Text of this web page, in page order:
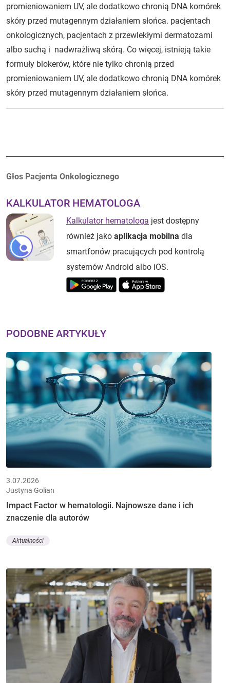
promieniowaniem UV, ale dodatkowo chronią DNA komórek
skóry przed mutagennym działaniem słońca. pacjentach
onkologicznych, pacjentach z przewlekłymi dermatozami
albo suchą i nadwrażliwą skórą. Co więcej, istnieją takie
formuły blokerów, które nie tylko chronią przed
promieniowaniem UV, ale dodatkowo chronią DNA komórek
skóry przed mutagennym działaniem słońca.
Autorzy:
Głos Pacjenta Onkologicznego
KALKULATOR HEMATOLOGA
Kalkulator hematologa jest dostępny
również jako aplikacja mobilna dla
smartfonów pracujących pod kontrolą
systemów Android albo iOS.
PODOBNE ARTYKUŁY
3.07.2026
Justyna Golian
Impact Factor w hematologii. Najnowsze dane i ich
znaczenie dla autorów
Aktualności